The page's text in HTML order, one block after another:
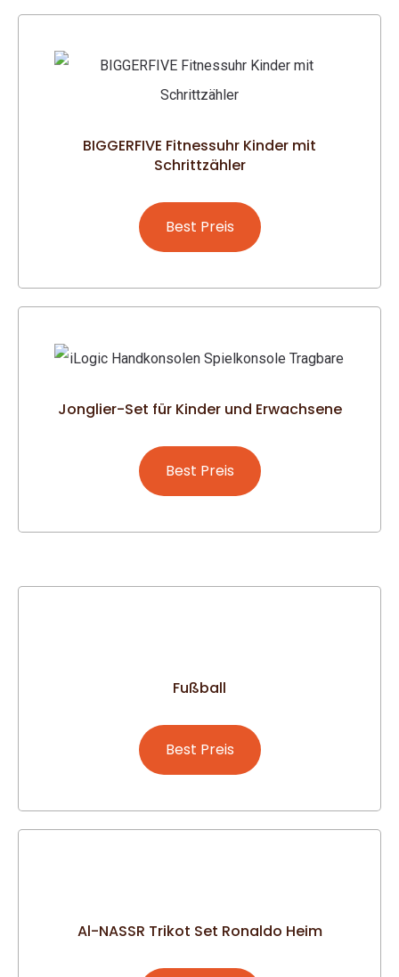
BIGGERFIVE Fitnessuhr Kinder mit
Schrittzähler
Best Preis
Jonglier-Set für Kinder und Erwachsene
Best Preis
Fußball
Best Preis
Al-NASSR Trikot Set Ronaldo Heim